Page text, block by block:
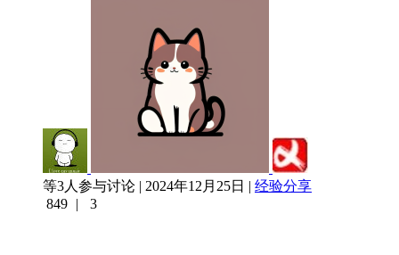
等3人参与讨论 | 2024年12月25日 | 经验分享
849 | 3